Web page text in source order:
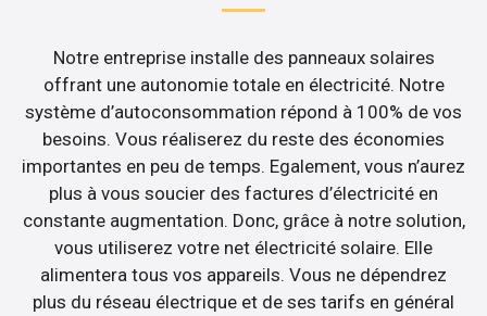
Notre entreprise installe des panneaux solaires
offrant une autonomie totale en électricité. Notre
système d’autoconsommation répond à 100% de vos
besoins. Vous réaliserez du reste des économies
importantes en peu de temps. Egalement, vous n’aurez
plus à vous soucier des factures d’électricité en
constante augmentation. Donc, grâce à notre solution,
vous utiliserez votre net électricité solaire. Elle
alimentera tous vos appareils. Vous ne dépendrez
plus du réseau électrique et de ses tarifs en général